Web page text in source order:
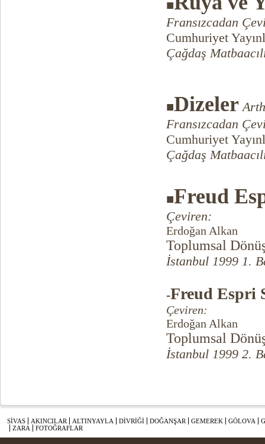
■
Fransızcadan
Cumhuriyet
Çağdaş
■Dizeler
Fransızcadan
Cumhuriyet
Çağdaş
■Freud
Çeviren:
Erdoğan Alkan
Toplumsal
İstanbul 1999 1.
-Freud Espri
Çeviren:
Erdoğan Alkan
Toplumsal
İstanbul 1999 2.
SİVAS AKINCILAR ALTINYAYLA DİVRİĞİ DOĞANŞAR GEMEREK GÖLOVA
ZARA
FOTOĞRAFLAR